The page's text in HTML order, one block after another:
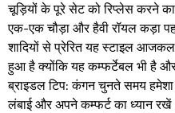
​चूड़ियों के पूरे सेट को रिप्लेस करने
एक-एक चौड़ा और हैवी रॉयल कड़ा
शादियों से प्रेरित यह स्टाइल आजकल
हुआ है क्योंकि यह कम्फर्टेबल भी है और
​ब्राइडल टिप: कंगन चुनते समय
लंबाई और अपने कम्फर्ट का ध्यान